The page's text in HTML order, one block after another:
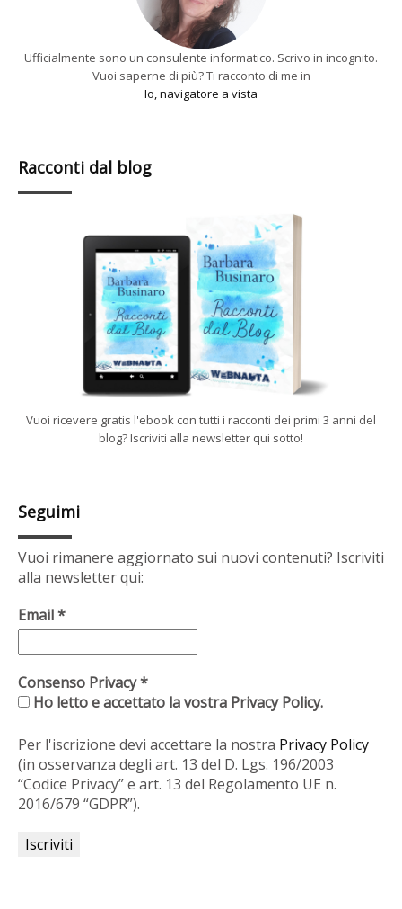
Ufficialmente sono un consulente informatico. Scrivo in incognito.
Vuoi saperne di più? Ti racconto di me in
Io, navigatore a vista
Racconti dal blog
Vuoi ricevere gratis l'ebook con tutti i racconti dei primi 3 anni del
blog? Iscriviti alla newsletter qui sotto!
Seguimi
Vuoi rimanere aggiornato sui nuovi contenuti? Iscriviti
alla newsletter qui:
Email*
Consenso Privacy*
Ho letto e accettato la vostra Privacy Policy.
Per l'iscrizione devi accettare la nostra Privacy Policy
(in osservanza degli art. 13 del D. Lgs. 196/2003
“Codice Privacy” e art. 13 del Regolamento UE n.
2016/679 “GDPR”).